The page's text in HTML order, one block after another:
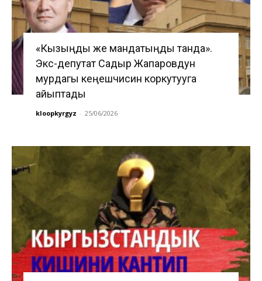
«Кызыңды же мандатыңды танда».
Экс-депутат Садыр Жапаровдун
мурдагы кеңешчисин коркутууга
айыптады
kloopkyrgyz - 25/06/2026